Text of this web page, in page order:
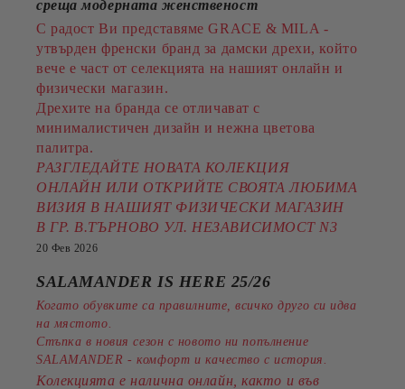
среща модерната женственост
С радост Ви представяме GRACE & MILA -
утвърден френски бранд за дамски дрехи, който
вече е част от селекцията на нашият онлайн и
физически магазин.
Дрехите на бранда се отличават с
минималистичен дизайн и нежна цветова
палитра.
РАЗГЛЕДАЙТЕ НОВАТА КОЛЕКЦИЯ
ОНЛАЙН ИЛИ ОТКРИЙТЕ СВОЯТА ЛЮБИМА
ВИЗИЯ В НАШИЯТ ФИЗИЧЕСКИ МАГАЗИН
В ГР. В.ТЪРНОВО УЛ. НЕЗАВИСИМОСТ N3
20 Фев 2026
SALAMANDER IS HERE 25/26
Когато обувките са правилните, всичко друго си идва
на мястото.
Стъпка в новия сезон с новото ни попълнение
SALAMANDER - комфорт и качество с история.
Колекцията е налична онлайн, както и във